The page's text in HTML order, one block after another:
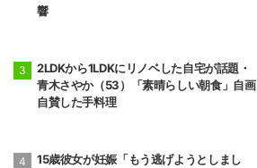
響
2LDKから1LDKにリノベした自宅が話題・
青木さやか（53）「素晴らしい朝食」自画
自賛した手料理
15歳彼女が妊娠「もう逃げようとしまし